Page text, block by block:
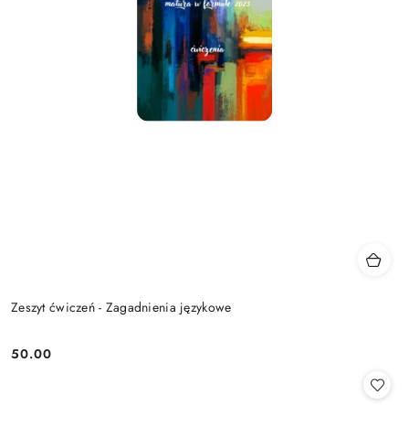
Zeszyt ćwiczeń - Zagadnienia językowe
Cena:
50.00